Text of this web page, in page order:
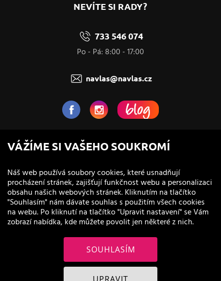
NEVÍTE SI RADY?
733 546 074
Po - Pá: 8:00 - 17:00
navlas@navlas.cz
NaVlas.cz - Vlasová kosmetika
provozovatel e-shopu a prodejen
© 2011 - 2026 NaVlas.cz
VÁŽÍME SI VAŠEHO SOUKROMÍ
Náš web používá soubory cookies, které usnadňují
procházení stránek, zajišťují funkčnost webu a personalizaci
obsahu našich webových stránek. Kliknutím na tlačítko
"Souhlasím" nám dávate souhlas s použitím všech cookies
na webu. Po kliknutí na tlačítko "Upravit nastavení" se Vám
zobrazí nabídka, kde můžete povolit jen některé z nich.
SOUHLASÍM